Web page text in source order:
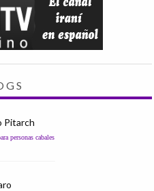
Pitarch
personas cabales